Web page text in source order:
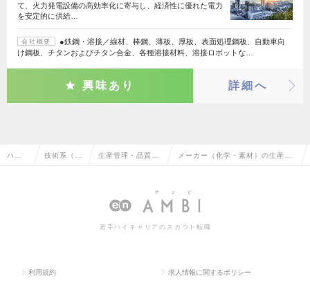
て、火力発電設備の高効率化に寄与し、経済性に優れた電力
を安定的に供給…
会社概要
●鉄鋼・溶接／線材、棒鋼、薄板、厚板、表面処理鋼板、自動車向
け鋼板、チタンおよびチタン合金、各種溶接材料、溶接ロボットな…
興味あり 詳細へ
ハイ 技術系（機 生産管理・品質管
場長（機械・自動
メーカー（化学・素材）の生産管
（機械・自動車）の転職・求人情
若手ハイキャリアのスカウト転職
利用規約 求人情報に関するポリシー